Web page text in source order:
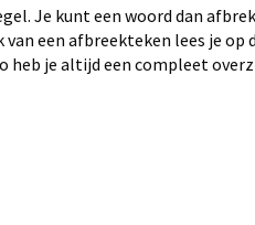
Je kunt een woord dan
een afbreekteken lees je op
heb je altijd een compleet